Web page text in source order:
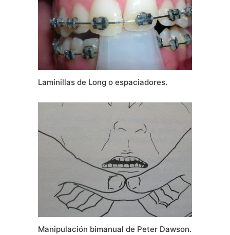
Laminillas de Long o espaciadores.
Manipulación bimanual de Peter Dawson.